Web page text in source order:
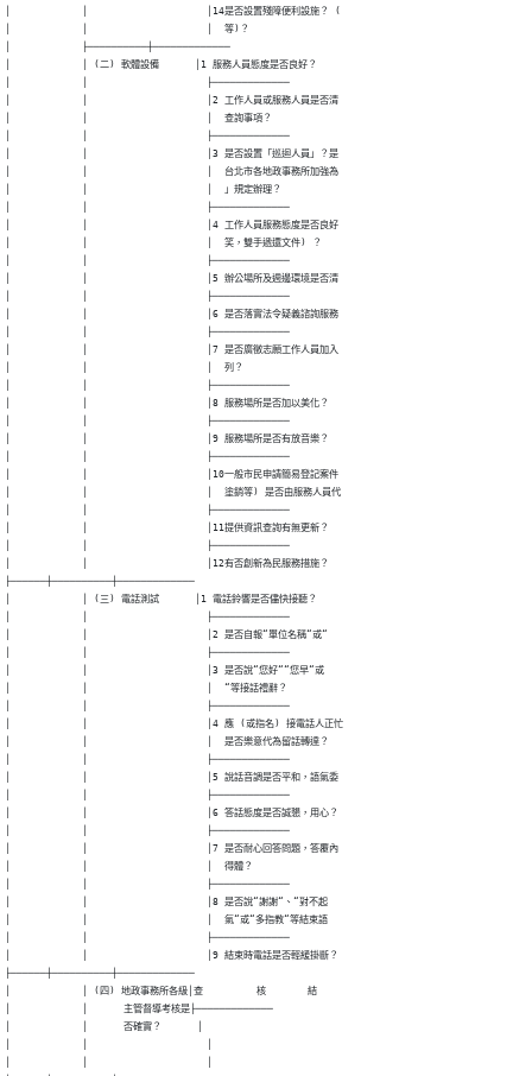
│            │                    │14是否設置殘障便利設施？ (
│            │                    │  等)？
│            ├──────────┼─────────────
│            │ (二) 軟體設備      │1 服務人員態度是否良好？
│            │                    ├─────────────
│            │                    │2 工作人員或服務人員是否清
│            │                    │  查詢事項？
│            │                    ├─────────────
│            │                    │3 是否設置「巡迴人員」？是
│            │                    │  台北市各地政事務所加強為
│            │                    │  」規定辦理？
│            │                    ├─────────────
│            │                    │4 工作人員服務態度是否良好
│            │                    │  笑，雙手遞還文件) ？
│            │                    ├─────────────
│            │                    │5 辦公場所及週邊環境是否清
│            │                    ├─────────────
│            │                    │6 是否落實法令疑義諮詢服務
│            │                    ├─────────────
│            │                    │7 是否廣徵志願工作人員加入
│            │                    │  列？
│            │                    ├─────────────
│            │                    │8 服務場所是否加以美化？
│            │                    ├─────────────
│            │                    │9 服務場所是否有放音樂？
│            │                    ├─────────────
│            │                    │10一般市民申請簡易登記案件
│            │                    │  塗銷等) 是否由服務人員代
│            │                    ├─────────────
│            │                    │11提供資訊查詢有無更新？
│            │                    ├─────────────
│            │                    │12有否創新為民服務措施？
├──────┼──────────┼─────────────
│            │ (三) 電話測試      │1 電話鈴響是否儘快接聽？
│            │                    ├─────────────
│            │                    │2 是否自報“單位名稱“或“
│            │                    ├─────────────
│            │                    │3 是否說“您好““您早“或
│            │                    │  “等接話禮辭？
│            │                    ├─────────────
│            │                    │4 應 (或指名) 接電話人正忙
│            │                    │  是否樂意代為留話轉達？
│            │                    ├─────────────
│            │                    │5 說話音調是否平和，語氣委
│            │                    ├─────────────
│            │                    │6 答話態度是否誠懇，用心？
│            │                    ├─────────────
│            │                    │7 是否耐心回答問題，答覆內
│            │                    │  得體？
│            │                    ├─────────────
│            │                    │8 是否說“謝謝“、“對不起
│            │                    │  氣“或“多指教“等結束語
│            │                    ├─────────────
│            │                    │9 結束時電話是否輕緩掛斷？
├──────┼──────────┼─────────────
│            │ (四) 地政事務所各級│查         核       結
│            │      主管督導考核是├─────────────
│            │      否確實？      │